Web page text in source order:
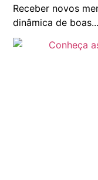
Receber novos
dinâmica de boas...